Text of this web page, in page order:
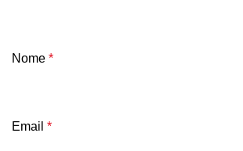
Nome *
Email *